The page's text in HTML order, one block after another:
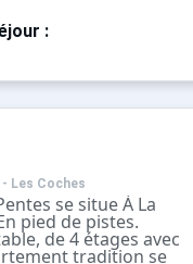
lave vaisselle, 4
Salle de
Le casier a ski
public à
quartier le plus calme
:
- Les Coches
se situe À La
pied de pistes.
de 4 étages avec
tradition se